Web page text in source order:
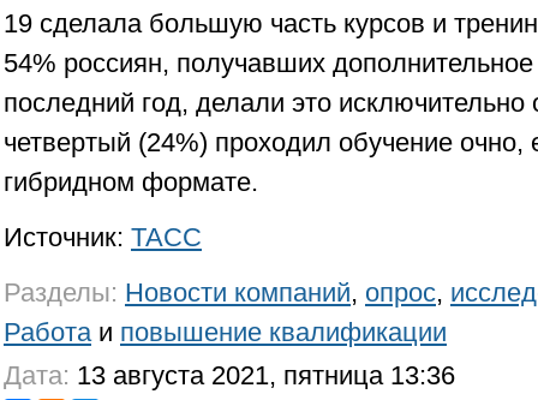
19 сделала большую часть курсов и
54% россиян, получавших
последний год, делали это
четвертый (24%) проходил обучение
гибридном формате.
Источник: ТАСС
Разделы: Новости компаний, опрос,
Работаи повышение квалификации
Дата: 13 августа 2021, пятница 13:36